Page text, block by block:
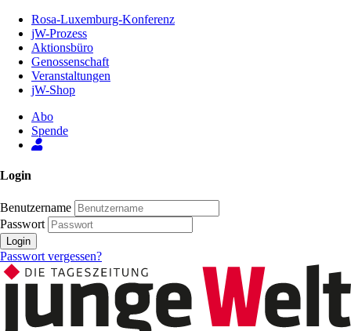
Inhalt
Seite
Rosa-Luxemburg-Konferenz
jW-Prozess
Aktionsbüro
Genossenschaft
Veranstaltungen
jW-Shop
Abo
Spende
Login
Benutzername
Passwort
Login
Passwort vergessen?